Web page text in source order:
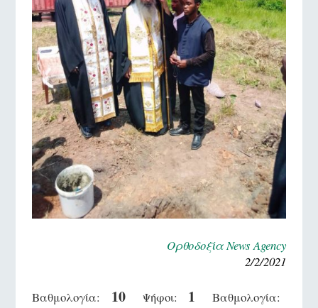
Ορθοδοξία News Agency
2/2/2021
Βαθμολογία: 10 Ψήφοι: 1 Βαθμολογία: